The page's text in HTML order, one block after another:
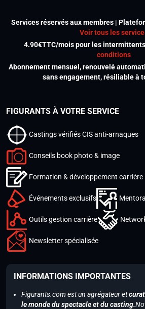
Services réservés aux membres |
Voir tous les
4.90€TTC/mois pour les
conditions
Abonnement mensuel, renouvelé
sans engagement, résiliable à
FIGURANTS À VOTRE SERVICE
Castings vérifiés CIS anti-arnaques
Conseils book photo & image
Formation & développement carrière
Événements exclusifs
Outils gestion carrière
Newsletter spécialisée
INFORMATIONS IMPORTANTES
Figurants.com est un agrégateur et
le monde du spectacle et du casting.